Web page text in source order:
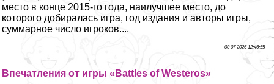
место в конце 2015-го года, наилучшее место, до
которого добиралась игра, год издания и авторы игры,
суммарное число игроков....
03 07 2026 12:46:55
Впечатления от игры «Battles of Westeros»